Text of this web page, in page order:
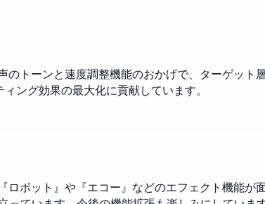
トーンと速度調整機能のおかげで、ターゲッ
ング効果の最大化に貢献しています。
ボット』や『エコー』などのエフェクト機能が